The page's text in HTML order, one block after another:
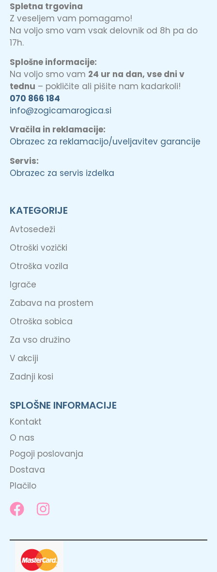
Spletna trgovina
Z veseljem vam pomagamo!
Na voljo smo vam vsak delovnik od 8h pa do
17h.
Splošne informacije:
Na voljo smo vam 24 ur na dan, vse dni v
tednu – pokličite ali pišite nam kadarkoli!
070 866 184
info@zogicamarogica.si
Vračila in reklamacije:
Obrazec za reklamacijo/uveljavitev garancije
Servis:
Obrazec za servis izdelka
KATEGORIJE
Avtosedeži
Otroški vozički
Otroška vozila
Igrače
Zabava na prostem
Otroška sobica
Za vso družino
V akciji
Zadnji kosi
SPLOŠNE INFORMACIJE
Kontakt
O nas
Pogoji poslovanja
Dostava
Plačilo